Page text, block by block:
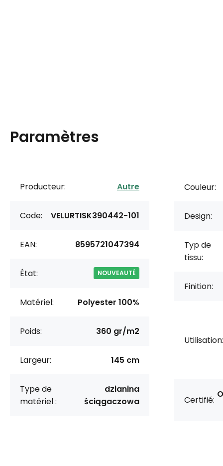
Paramètres
Producteur: Autre
Code: VELURTISK390442-101
EAN: 8595721047394
État: NOUVEAUTÉ
Matériel: Polyester 100%
Poids: 360 gr/m2
Largeur: 145 cm
Type de
matériel :
dzianina
ściągaczowa
Couleur:
Design:
Typ de
tissu:
Finition:
Utilisation:
Certifié: